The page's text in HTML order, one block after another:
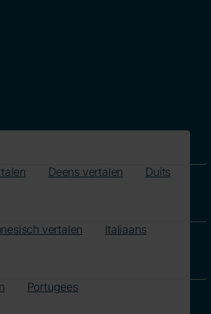
Deens vertalen
Duits
vertalen
Italiaans
Portugees